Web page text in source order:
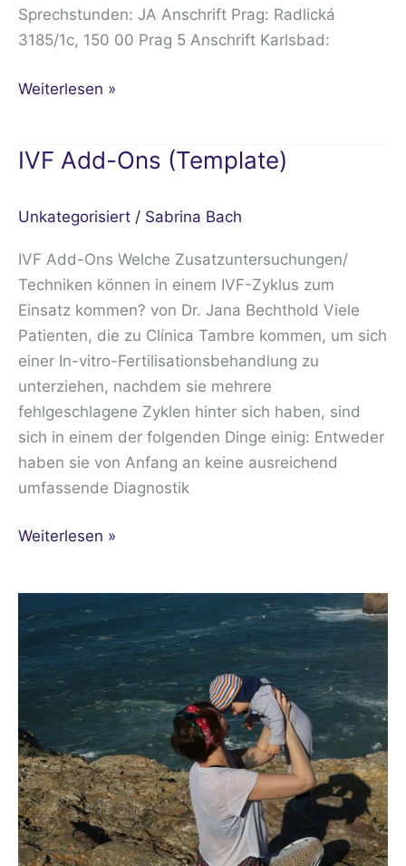
Sprechstunden: JA Anschrift Prag: Radlická
3185/1c, 150 00 Prag 5 Anschrift Karlsbad:
Weiterlesen »
IVF Add-Ons (Template)
Unkategorisiert / Sabrina Bach
IVF Add-Ons Welche Zusatzuntersuchungen/
Techniken können in einem IVF-Zyklus zum
Einsatz kommen? von Dr. Jana Bechthold Viele
Patienten, die zu Clínica Tambre kommen, um sich
einer In-vitro-Fertilisationsbehandlung zu
unterziehen, nachdem sie mehrere
fehlgeschlagene Zyklen hinter sich haben, sind
sich in einem der folgenden Dinge einig: Entweder
haben sie von Anfang an keine ausreichend
umfassende Diagnostik
IVF
Ons
Weiterlesen »
Behandlung
–
von
Sabrina